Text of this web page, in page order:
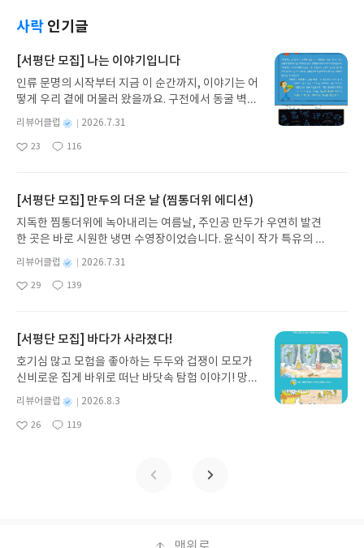
사락 인기글
[서평단 모집] 나는 이야기입니다
인류 문명의 시작부터 지금 이 순간까지, 이야기는 어
떻게 우리 곁에 머물러 왔을까요. 구전에서 동굴 벽화
와 점토판을 거쳐 종이와 책으로, 그리고 오늘날 수천
권의 인쇄본으로 이어지는 이야기의 여정을 따라가
는 그림책입니다. 때로는 즐거움을, 때로는 위로를,
가 지닌 본질적 가치와 이야기를 누리는 기쁨을 다시
노 글/유수현 역출판사소원나무 예스24 바로가기 닫
기모집인원 : 10명신청기간 : 2026.07.31 ~ 2026.0
8.04발표일자 : 2026.08.06리뷰 작성기한 : 도서/상
품 받고 2주 이내 ▶ 주소/연락처 업데이트 : 신청 전
확률이 올라갑니다!! ※ 신청 전, 꼭 확인해주세요!-
'사락' 개설 후, 이 글의 댓글로 신청해주세요.- 기존
YES블로그는 '사락'으로 개편되어 별도로 개설하지
근 배송지가 아닌 회원정보상의 주소/연락처 (클릭
시 수정 가능)로 발송됩니다.- 주소/연락처에 문제가
고 2주 이내 리뷰를 작성해주셔야 합니다. (포스트가
함된 300자 이상의 리뷰를 권장합니다.
별
리뷰어클럽
성
2026.7.31
좋
23
댓
116
작
[서평단 모집] 만두의 더운 날 (찜통더위 에디션)
지독한 찜통더위에 녹아내리는 여름날, 주인공 만두가 우연히 발견
한 곳은 바로 시원한 냉면 수영장이었습니다. 윤식이 작가 특유의 유
머러스한 캐릭터와 밝은 색감으로 그려낸 이 국내 창작 그림책은 무
더위에 지친 독자들에게 상상만으로도 더위가 싹 가시는 통쾌한 탈출
구를 선사합니다. 소원나무 베스트셀러 시리즈의 세 번째 이야기로,
통더위 에디션)글쓴이윤식이 저출판사소원나무 예스24 바로가기 닫
기모집인원 : 5명신청기간 : 2026.07.31 ~ 2026.08.04발표일자 : 20
26.08.06리뷰 작성기한 : 도서/상품 받고 2주 이내 ▶ 주소/연락처 업
데이트 : 신청 전 상품 받으실 주소/연락처를 업데이트 해주세요! (선
정 후 수정 불가)▶ 서평단 신청 방법 : 기대평 댓글을 작성해주세요!
먼저 작성한 리뷰를 올려주시면 당첨확률이 올라갑니다!! ※ 신청 전,
꼭 확인해주세요!- '사락' 개설 후, 이 글의 댓글로 신청해주세요.- 기
상의 주소/연락처 (클릭 시 수정 가능)로 발송됩니다.- 주소/연락처에
별
리뷰어클럽
성
2026.7.31
좋
29
댓
139
작
[서평단 모집] 바다가 사라졌다!
호기심 많고 모험을 좋아하는 두두와 겁쟁이 모모가
신비로운 집게 바위로 떠난 바닷속 탐험 이야기! 망둥
이, 소라게, 낙지 같은 바다 친구들과 신나게 놀던 중
갑자기 거대해진 집게 바위의 비밀을 마주하게 되는
데, 과연 바다에 무슨 일이 벌어진 걸까요? 상상력을
빛 예스24 바로가기 닫기모집인원 : 20명신청기간 :
데이트 해주세요! (선정 후 수정 불가)▶ 서평단 신청
별
리뷰어클럽
성
2026.8.3
좋
26
댓
119
작